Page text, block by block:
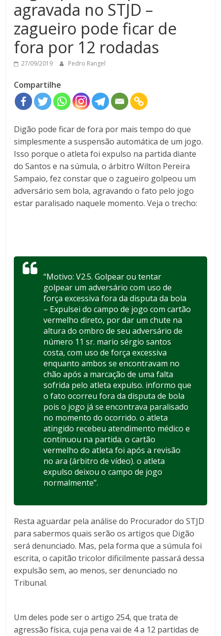
agravada no STJD –
zagueiro pode ficar de
fora por 12 rodadas
27/09/2019 Pedro Rangel
Compartilhe
Digão pode ficar de fora por mais tempo do que
simplesmente a suspensão automática de um jogo.
Isso porque o atleta foi expulso na partida diante
do Santos e na súmula, o árbitro Wilton Pereira
Sampaio, fez constar que o zagueiro golpeou um
adversário sem bola, agravando o fato pelo jogo
estar paralisado naquele momento. Veja o trecho:
“Motivo: V2.5. Golpear ou tentar
golpear um adversário com uso de
força excessiva fora da disputa da bola
– Expulsei do campo de jogo com cartão
vermelho direto, por dar um chute na
altura do ombro de seu adversário de
número 11 sr. mario sérgio santos
costa, com uso de força excessiva
enquanto ambos se encontravam no
chão após a marcação de uma falta
sofrida pelo atleta expulso. informo que
o fato ocorreu fora da disputa de bola
pois o jogo já se encontrava paralisado
no momento do ocorrido. o atleta
atingido recebeu atendimento médico e
continuou na partida. o cartão
vermelho do atleta foi após a revisão
no ara (árbitro de vídeo). o atleta
expulso deixou o campo de jogo
normalmente”.
Resta aguardar pela análise do Procurador do STJD
para sabermos quais serão os artigos que Digão
será denunciado. Mas, pela forma que a súmula foi
escrita, o capitão tricolor dificilmente passará dessa
expulsão sem, ao menos, ser denunciado no
Tribunal.
Um deles pode ser o artigo 254, que trata de
agressão física, cuja pena vai de 4 a 12 partidas de